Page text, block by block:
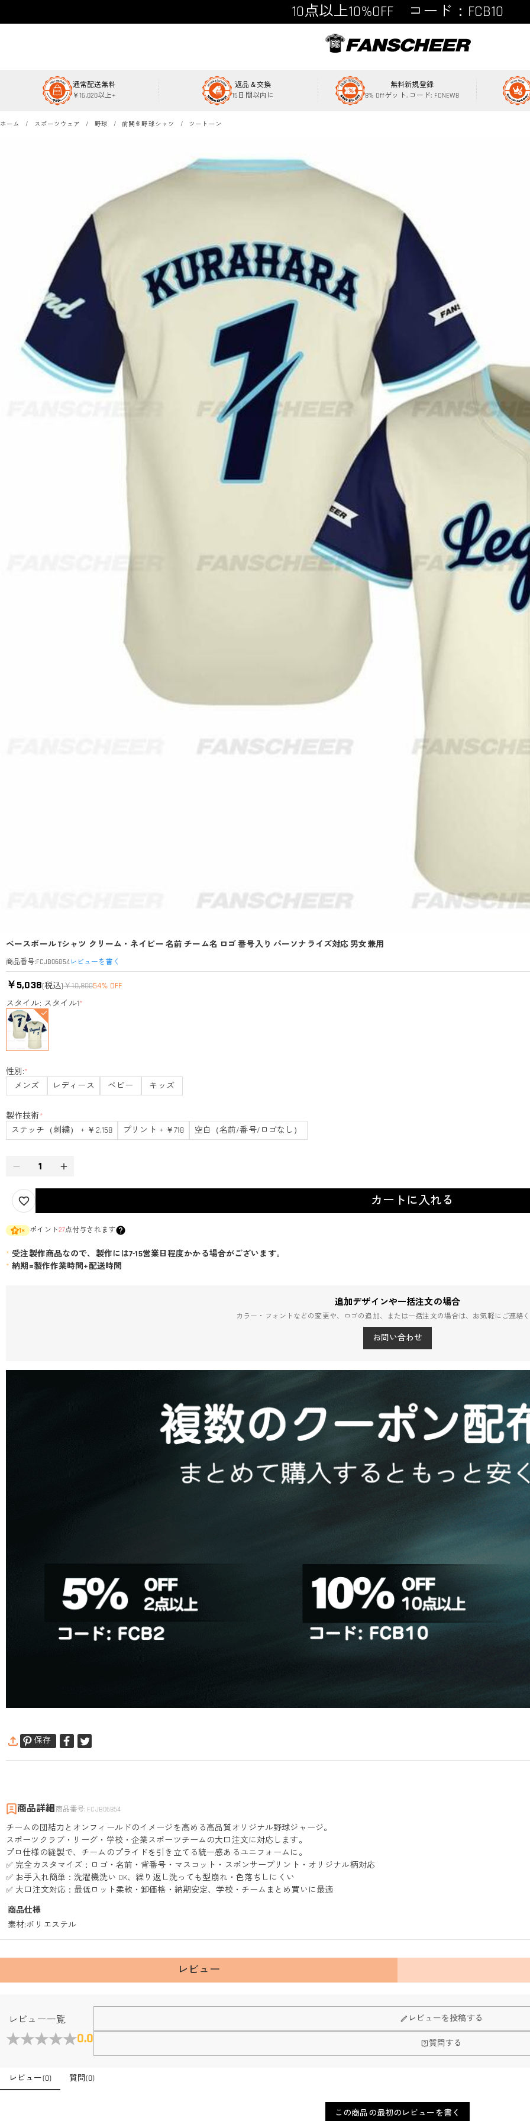
15点以上15%OFF コード：FCB15
通常配送無料
￥16,020以上+
返品＆交換
15日間以内に
無料新規登録
8% Offゲット, コード: FCNEW8
ホーム スポーツウェア 野球 前開き野球シャツ ツートーン
ベースボール Tシャツ クリーム・ネイビー 名前 チーム名 ロゴ 番号入り パーソナライズ対応 男女兼用
商品番号:FCJB06854レビューを書く
￥5,038(税込)￥10,80054% OFF
スタイル: スタイル1*
性別:*
メンズ
レディース ベビー キッズ
製作技術*
ステッチ（刺繍） + ￥2,158
プリント + ￥718 空白（名前/番号/ロゴなし）
カートに入れる
1× ポイント27点付与されます
* 受注製作商品なので、製作には7-15営業日程度かかる場合がございます。
* 納期=製作作業時間+配送時間
追加デザインや一括注文の場合
カラー・フォントなどの変更や、ロゴの追加、または一括注文の場合は、お気軽にご連絡く
お問い合わせ
保存
商品詳細 商品番号: FCJB06854
チームの団結力とオンフィールドのイメージを高める高品質オリジナル野球ジャージ。
スポーツクラブ・リーグ・学校・企業スポーツチームの大口注文に対応します。
プロ仕様の縫製で、チームのプライドを引き立てる統一感あるユニフォームに。
✅ 完全カスタマイズ：ロゴ・名前・背番号・マスコット・スポンサープリント・オリジナル柄対応
✅ お手入れ簡単：洗濯機洗い OK、繰り返し洗っても型崩れ・色落ちしにくい
✅ 大口注文対応：最低ロット柔軟・卸価格・納期安定、学校・チームまとめ買いに最適
商品仕様
素材:ポリエステル
レビュー
レビュー一覧
0.0
レビューを投稿する
質問する
レビュー(0) 質問(0)
この商品の最初のレビューを書く